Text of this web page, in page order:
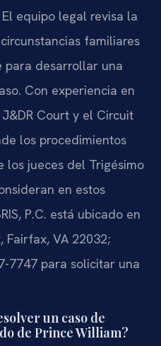
equipo legal revisa la
familiares
para desarrollar una
Con experiencia en
Court y el Circuit
los procedimientos
los jueces del Trigésimo
en estos
P.C. está ubicado en
Fairfax, VA 22032;
7747 para solicitar una
un caso de
de Prince William?